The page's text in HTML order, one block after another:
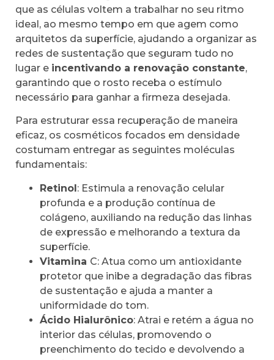
que as células voltem a trabalhar no seu ritmo
ideal, ao mesmo tempo em que agem como
arquitetos da superfície, ajudando a organizar as
redes de sustentação que seguram tudo no
lugar e incentivando a renovação constante,
garantindo que o rosto receba o estímulo
necessário para ganhar a firmeza desejada.
Para estruturar essa recuperação de maneira
eficaz, os cosméticos focados em densidade
costumam entregar as seguintes moléculas
fundamentais:
Retinol: Estimula a renovação celular
profunda e a produção contínua de
colágeno, auxiliando na redução das linhas
de expressão e melhorando a textura da
superfície.
Vitamina C: Atua como um antioxidante
protetor que inibe a degradação das fibras
de sustentação e ajuda a manter a
uniformidade do tom.
Ácido Hialurônico: Atrai e retém a água no
interior das células, promovendo o
preenchimento do tecido e devolvendo a